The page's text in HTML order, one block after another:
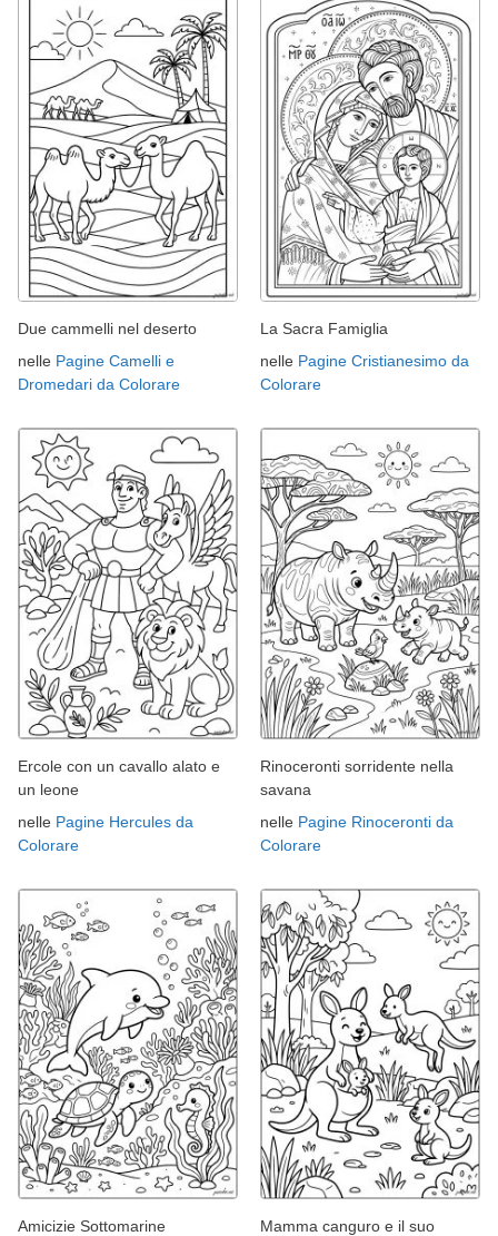
Due cammelli nel deserto
nelle Pagine Camelli e
Dromedari da Colorare
La Sacra Famiglia
nelle Pagine Cristianesimo da
Colorare
Ercole con un cavallo alato e
un leone
nelle Pagine Hercules da
Colorare
Rinoceronti sorridente nella
savana
nelle Pagine Rinoceronti da
Colorare
Amicizie Sottomarine
Mamma canguro e il suo